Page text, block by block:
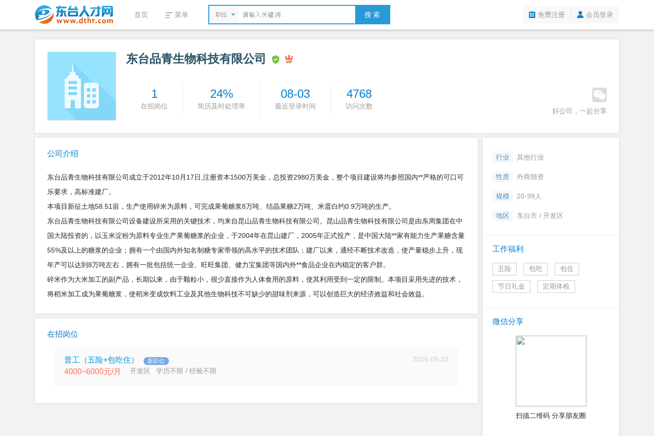
首页 菜单 职位 搜 索 免费注册 会员登录
东台品青生物科技有限公司
1
在招岗位
24%
简历及时处理率
08-03
最近登录时间
4768
访问次数
好公司，一起分享
公司介绍
东台品青生物科技有限公司成立于2012年10月17日,注册资本1500万美金，总投资2980万美金，整个项目建设将均参照国内**严格的可口可
乐要求，高标准建厂。
本项目新征土地58.51亩，生产使用碎米为原料，可完成果葡糖浆8万吨、结晶果糖2万吨、米蛋白约0.9万吨的生产。
东台品青生物科技有限公司设备建设所采用的关键技术，均来自昆山品青生物科技有限公司。昆山品青生物科技有限公司是由东周集团在中
国大陆投资的，以玉米淀粉为原料专业生产果葡糖浆的企业，于2004年在昆山建厂，2005年正式投产，是中国大陆**家有能力生产果糖含量
55%及以上的糖浆的企业；拥有一个由国内外知名制糖专家带领的高水平的技术团队；建厂以来，通经不断技术改造，使产量稳步上升，现
年产可以达到8万吨左右，拥有一批包括统一企业、旺旺集团、健力宝集团等国内外**食品企业在内稳定的客户群。
碎米作为大米加工的副产品，长期以来，由于颗粒小，很少直接作为人体食用的原料，使其利用受到一定的限制。本项目采用先进的技术，
将稻米加工成为果葡糖浆，使稻米变成饮料工业及其他生物科技不可缺少的甜味剂来源，可以创造巨大的经济效益和社会效益。
在招岗位
普工（五险+包吃住） 新职位 2026-08-03
4000~6000元/月 开发区 学历不限 / 经验不限
行业 其他行业
性质 外商独资
规模 20-99人
地区 东台市 / 开发区
工作福利
五险 包吃 包住
节日礼金 定期体检
微信分享
扫描二维码 分享朋友圈